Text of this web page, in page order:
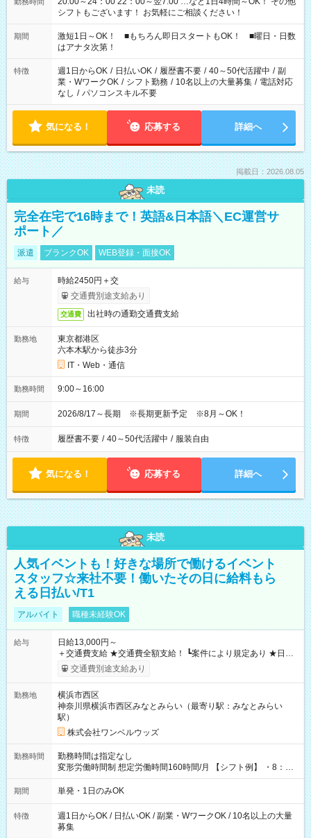
シフトもございます！ お気軽にご相談ください！
期間
激短1日～OK！ ■もちろん即日スタートもOK！ ■曜日・日数
はアナタ次第！
特徴 週1日からOK / 日払いOK / 履歴書不要 / 40～50代活躍中 / 副
業・WワークOK / シフト勤務 / 10名以上の大量募集 / 電話対応
なし / パソコンスキル不要
気になる！ 応募する 詳細へ
掲載日：2026.08.05
未読
完全在宅で16時まで！英語&日本語＼EC運営サ
ポート／
派遣 ブランクOK WEB登録・面接OK
給与
時給2450円＋交
交通費別途支給あり
交通費 出社時の通勤交通費支給
勤務地
東京都港区
六本木駅から徒歩3分
IT・Web・通信
勤務時間 9:00～16:00
期間 2026/8/17～長期 ※長期更新予定 ※8月～OK！
特徴 履歴書不要 / 40～50代活躍中 / 服装自由
気になる！ 応募する 詳細へ
未読
人気イベントも！好きな場所で働けるイベント
スタッフ☆来社不要！働いたその日に給料もら
える日払い/T1
アルバイト 職種未経験OK
給与
日給13,000円～
＋交通費支給 ★交通費全額支給！ ┗案件により規定あり ★日払
いOK！（規定あり） ┗働いたその日に現金GET♪ お仕事後はコ
ンビニATMから 日払い分を引き落とせます！ 【試用期間】試
交通費別途支給あり
勤務地
横浜市西区
神奈川県横浜市西区みなとみらい（最寄り駅：みなとみらい
駅）
株式会社ワンベルウッズ
勤務時間
勤務時間は指定なし
変形労働時間制 想定労働時間160時間/月 【シフト例】 ・8：00
～21：00
期間 単発・1日のみOK
特徴
週1日からOK / 日払いOK / 副業・WワークOK / 10名以上の大量
募集